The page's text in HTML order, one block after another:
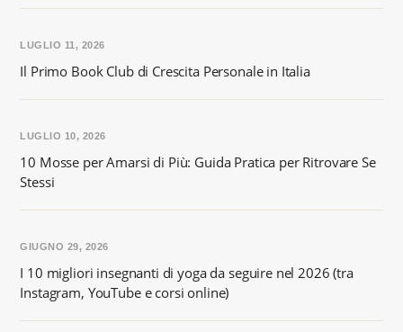
Il Primo Book Club di Crescita Personale in Italia
LUGLIO 11, 2026
10 Mosse per Amarsi di Più: Guida Pratica per Ritrovare Se
Stessi
LUGLIO 10, 2026
I 10 migliori insegnanti di yoga da seguire nel 2026 (tra
Instagram, YouTube e corsi online)
GIUGNO 29, 2026